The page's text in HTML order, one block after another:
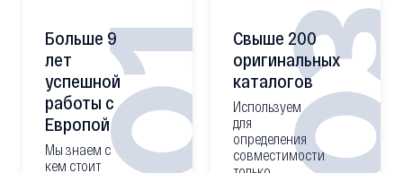
01
Больше 9
лет
успешной
работы с
Европой
Мы знаем с
кем стоит
Свыше 200
оригинальных
каталогов
Используем
для
определения
совместимости